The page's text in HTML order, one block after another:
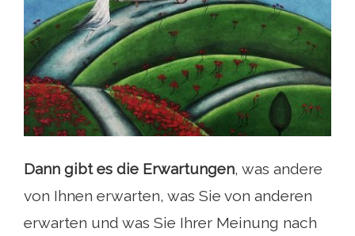
Dann gibt es die Erwartungen, was andere
von Ihnen erwarten, was Sie von anderen
erwarten und was Sie Ihrer Meinung nach